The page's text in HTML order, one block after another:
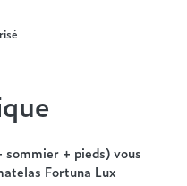
+ pieds) vous
Fortuna Lux